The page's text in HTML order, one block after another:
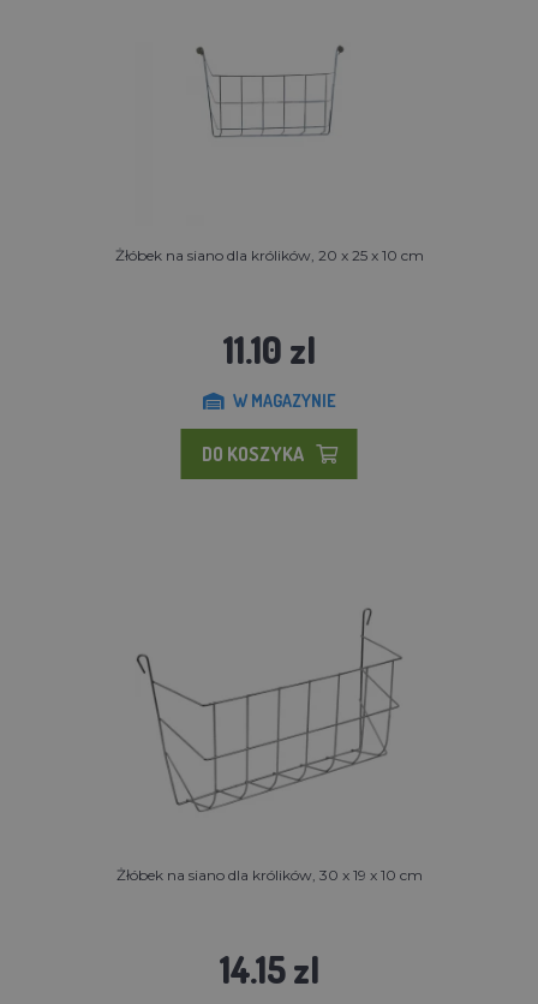
Żłóbek na siano dla królików, 20 x 25 x 10 cm
11.10 zl
W MAGAZYNIE
DO KOSZYKA
Żłóbek na siano dla królików, 30 x 19 x 10 cm
14.15 zl